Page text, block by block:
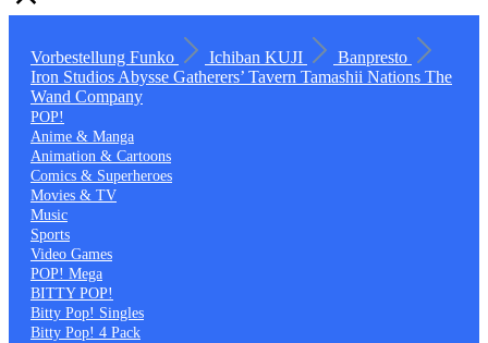
Vorbestellung Funko Ichiban KUJI
Banpresto
Iron Studios Abysse Gatherers’ Tavern Tamashii Nations The
Wand Company
POP!
Anime & Manga
Animation & Cartoons
Comics & Superheroes
Movies & TV
Music
Sports
Video Games
POP! Mega
BITTY POP!
Bitty Pop! Singles
Bitty Pop! 4 Pack